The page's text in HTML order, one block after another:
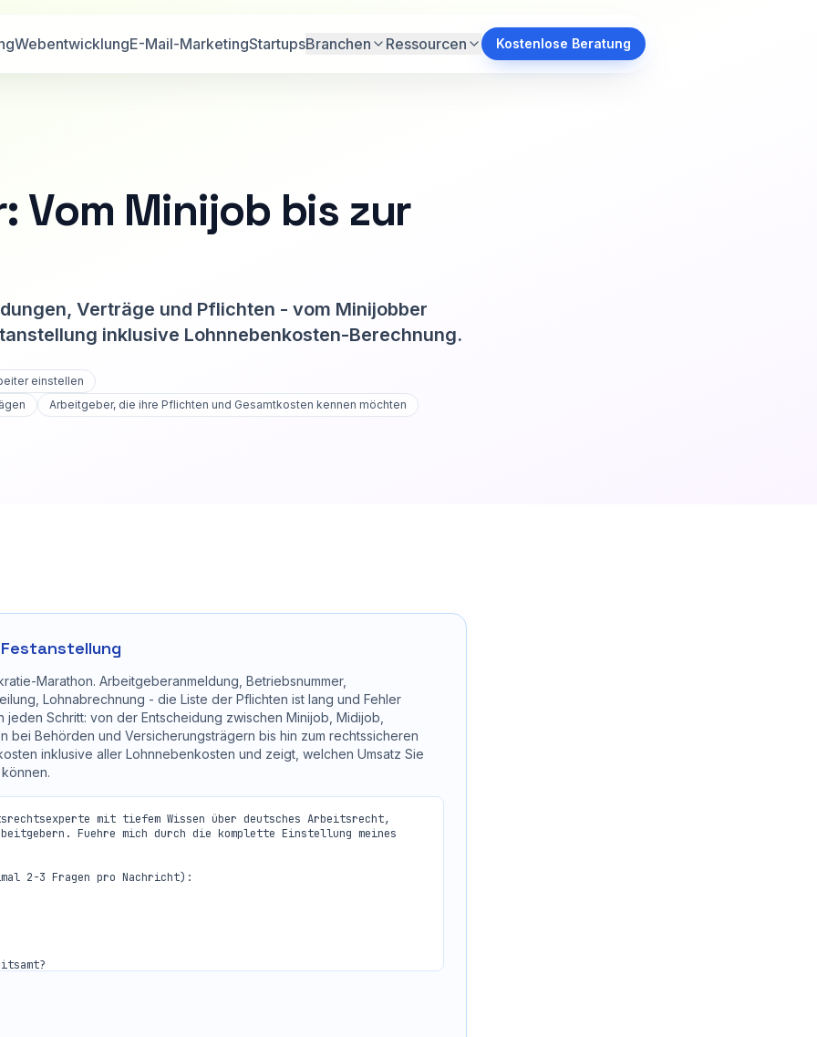
WebentwicklungE-Mail-MarketingStartupsBranchen Ressourcen Kostenlose Beratung
Vom Minijob bis zur
Verträge und Pflichten - vom Minijobber
inklusive Lohnnebenkosten-Berechnung.
einstellen
Arbeitgeber, die ihre Pflichten und Gesamtkosten kennen möchten
Marathon. Arbeitgeberanmeldung, Betriebsnummer,
Lohnabrechnung - die Liste der Pflichten ist lang und Fehler
Schritt: von der Entscheidung zwischen Minijob, Midijob,
bei Behörden und Versicherungsträgern bis hin zum rechtssicheren
inklusive aller Lohnnebenkosten und zeigt, welchen Umsatz Sie
mit tiefem Wissen über deutsches Arbeitsrecht,
Fuehre mich durch die komplette Einstellung meines
2-3 Fragen pro Nachricht):